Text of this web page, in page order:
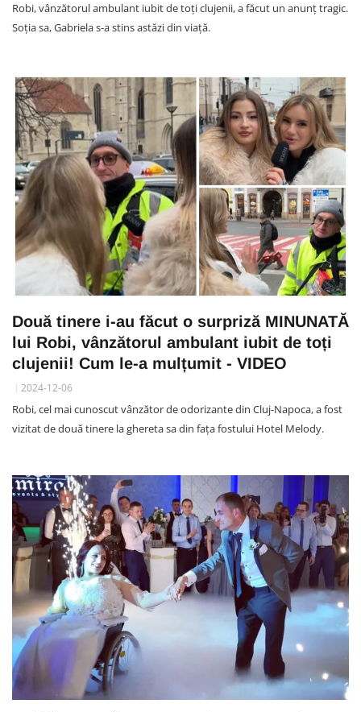
Robi, vânzătorul ambulant iubit de toți clujenii, a făcut un anunț tragic.
Soția sa, Gabriela s-a stins astăzi din viață.
Două tinere i-au făcut o surpriză MINUNATĂ
lui Robi, vânzătorul ambulant iubit de toți
clujenii! Cum le-a mulțumit - VIDEO
2024-12-06
Robi, cel mai cunoscut vânzător de odorizante din Cluj-Napoca, a fost
vizitat de două tinere la ghereta sa din fața fostului Hotel Melody.